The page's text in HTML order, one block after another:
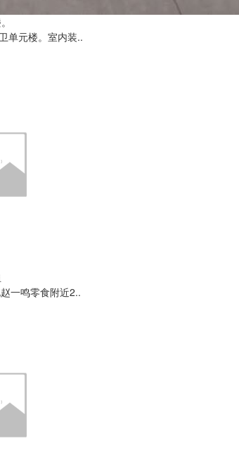
单元楼。室内装..
一鸣零食附近2..